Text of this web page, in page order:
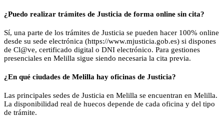
¿Puedo realizar trámites de Justicia de forma online sin cita?
Sí, una parte de los trámites de Justicia se pueden hacer 100% online
desde su sede electrónica (https://www.mjusticia.gob.es) si dispones
de Cl@ve, certificado digital o DNI electrónico. Para gestiones
presenciales en Melilla sigue siendo necesaria la cita previa.
¿En qué ciudades de Melilla hay oficinas de Justicia?
Las principales sedes de Justicia en Melilla se encuentran en Melilla.
La disponibilidad real de huecos depende de cada oficina y del tipo
de trámite.